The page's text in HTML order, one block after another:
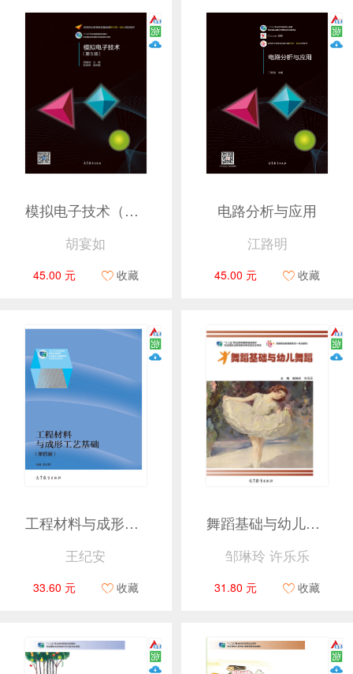
模拟电子技术（第5版）
胡宴如
45.00 元 收藏
电路分析与应用
江路明
45.00 元 收藏
工程材料与成形工艺基础（第四版）
王纪安
33.60 元 收藏
舞蹈基础与幼儿舞蹈
邹琳玲 许乐乐
31.80 元 收藏